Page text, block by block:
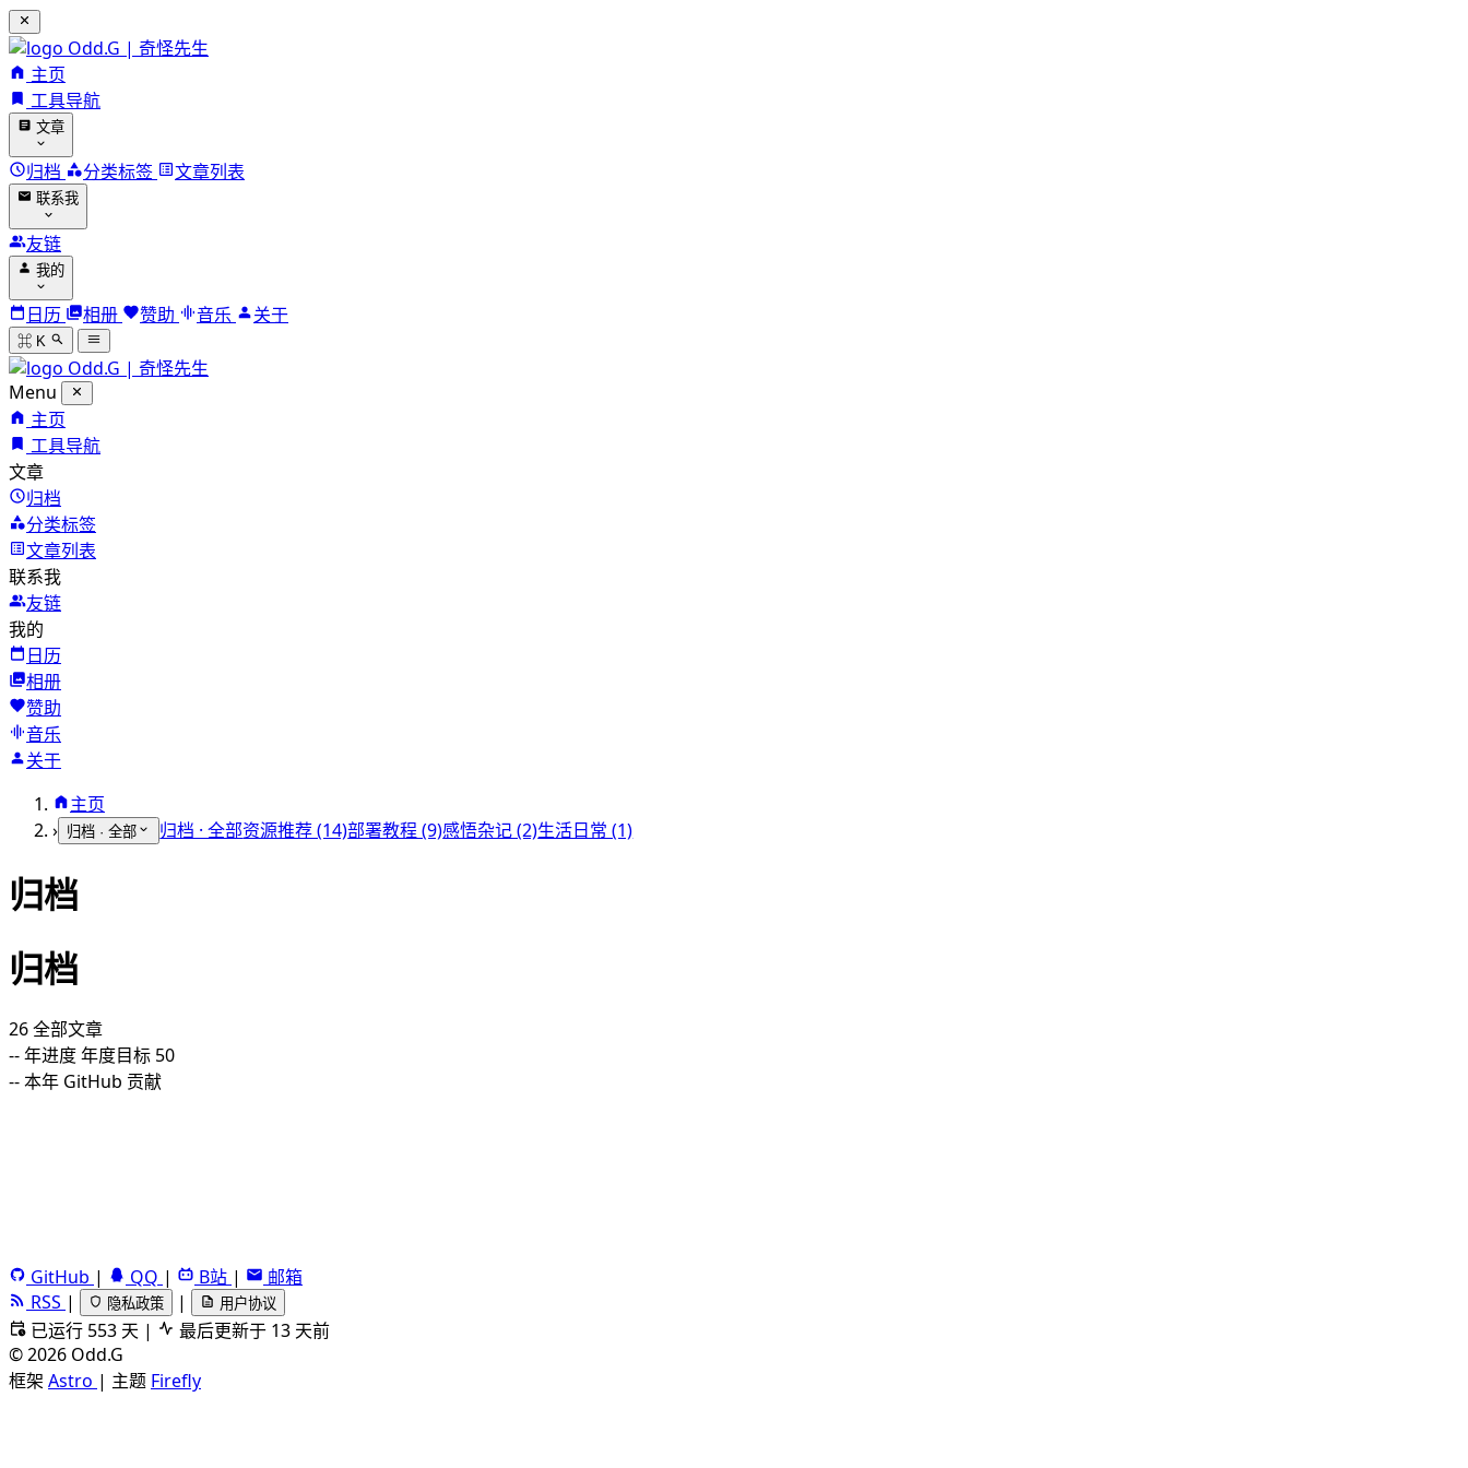
Odd.G | 奇怪先生
主页
工具导航
文章
归档 分类标签 文章列表
联系我
友链
我的
日历 相册 赞助 音乐 关于
⌘ K
Odd.G | 奇怪先生
Menu
主页
工具导航
文章
归档
分类标签
文章列表
联系我
友链
我的
日历
相册
赞助
音乐
关于
主页
› 归档 · 全部 归档 · 全部资源推荐 (14)部署教程 (9)感悟杂记 (2)生活日常 (1)
归档
归档
26全部文章
--年进度年度目标 50
--本年 GitHub 贡献
GitHub | QQ | B站 |
邮箱
RSS | 隐私政策 | 用户协议
已运行 553 天 |
最后更新于 13 天前
©2026 Odd.G
框架 Astro | 主题 Firefly